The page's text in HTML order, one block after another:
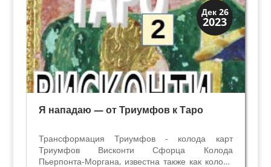
Дек 26
2023
Иконография
Смерть и Триумфы
Я нападаю — от Триумфов к Таро
Трансформация Триумфов - колода карт
Триумфов Висконти Сфорца Колода
Пьерпонта-Моргана, известна также как колода